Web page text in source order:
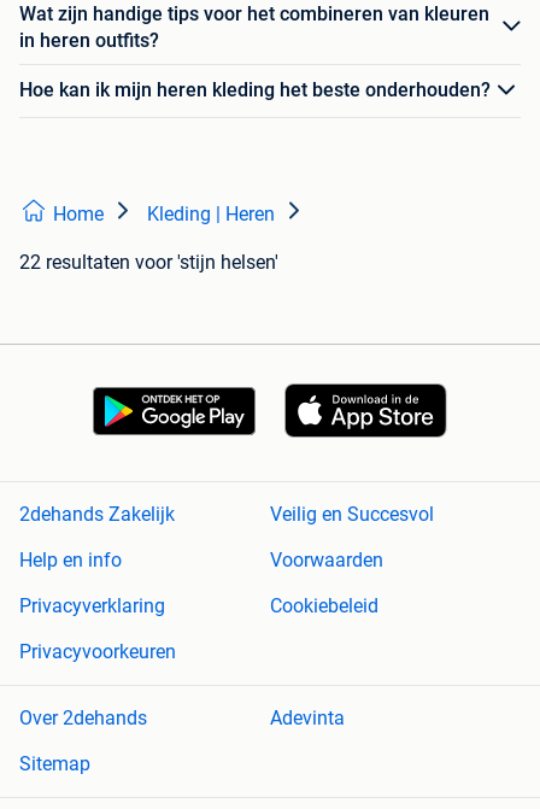
Wat zijn handige tips voor het combineren van kleuren
in heren outfits?
Hoe kan ik mijn heren kleding het beste onderhouden?
Home Kleding | Heren
22 resultaten voor 'stijn helsen'
2dehands Zakelijk
Veilig en Succesvol
Help en info
Voorwaarden
Privacyverklaring
Cookiebeleid
Privacyvoorkeuren
Over 2dehands
Adevinta
Sitemap